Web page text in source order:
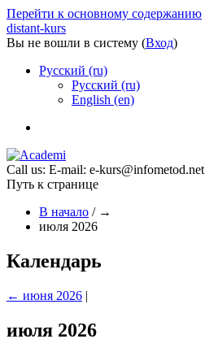
Перейти к основному содержанию
distant-kurs
Вы не вошли в систему (Вход)
Русский ‎(ru)‎
Русский ‎(ru)‎
English ‎(en)‎
Call us: E-mail: e-kurs@infometod.net
Путь к странице
В начало / →
июля 2026
Календарь
← июня 2026 |
июля 2026